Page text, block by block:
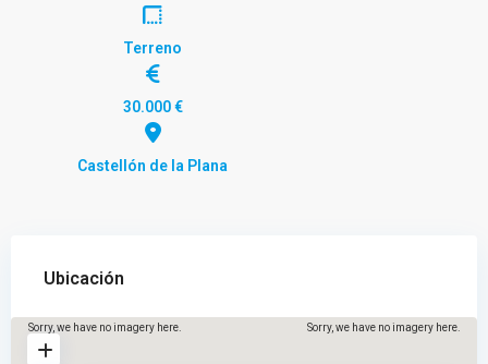
Terreno
30.000 €
Castellón de la Plana
Ubicación
Sorry, we have no imagery here. Sorry, we have no imagery here.